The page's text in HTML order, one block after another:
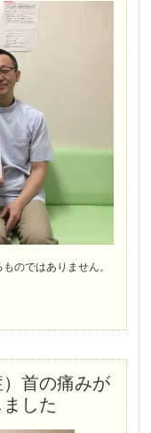
のではありません。
首の痛みが
した